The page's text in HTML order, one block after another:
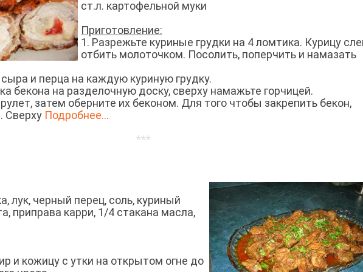
ст.л. картофельной муки
Приготовление:
1. Разрежьте куриные грудки на 4 ломтика. Курицу
отбить молоточком. Посолить, поперчить и намазать
и перца на каждую куриную грудку.
бекона на разделочную доску, сверху намажьте горчицей.
затем оберните их беконом. Для того чтобы закрепить бекон,
Сверху Подробнее...
***
лук, черный перец, соль, куриный
приправа карри, 1/4 стакана масла,
и кожицу с утки на открытом огне до